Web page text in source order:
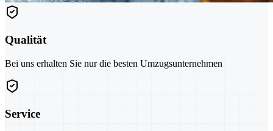
Qualität
Bei uns erhalten Sie nur die besten Umzugsunternehmen
Service